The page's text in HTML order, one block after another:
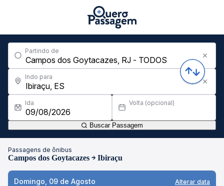
Partindo de
Indo para
Ida Volta (opcional)
Buscar Passagem
Passagens de ônibus
Campos dos Goytacazes Ibiraçu
Domingo, 09 de Agosto Alterar data